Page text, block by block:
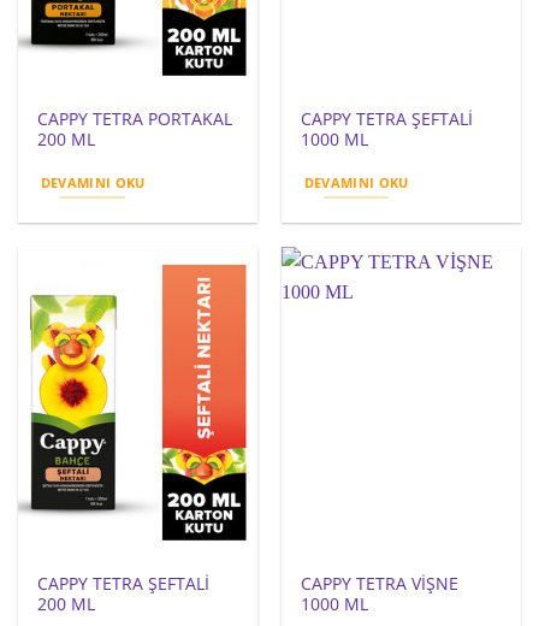
CAPPY TETRA PORTAKAL
200 ML
DEVAMINI OKU
CAPPY TETRA ŞEFTALİ
1000 ML
DEVAMINI OKU
CAPPY TETRA ŞEFTALİ
200 ML
CAPPY TETRA VİŞNE
1000 ML